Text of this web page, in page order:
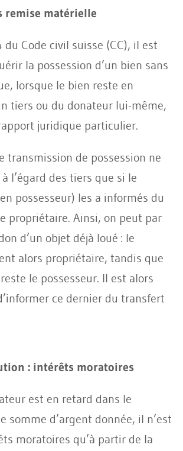
remise matérielle
du Code civil suisse (CC), il est
la possession d’un bien sans
lorsque le bien reste en
tiers ou du donateur lui-même,
juridique particulier.
transmission de possession ne
l’égard des tiers que si le
possesseur) les a informés du
propriétaire. Ainsi, on peut par
d’un objet déjà loué : le
alors propriétaire, tandis que
le possesseur. Il est alors
ce dernier du transfert
: intérêts moratoires
est en retard dans le
somme d’argent donnée, il n’est
moratoires qu’à partir de la